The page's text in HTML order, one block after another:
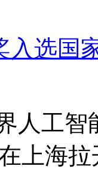
入选国
人工
上海